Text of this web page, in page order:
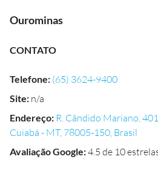
Ourominas
CONTATO
Telefone: (65) 3624-9400
Site: n/a
Endereço: R. Cândido Mariano,
Cuiabá - MT, 78005-150, Brasil
Avaliação Google:4.5 de 10